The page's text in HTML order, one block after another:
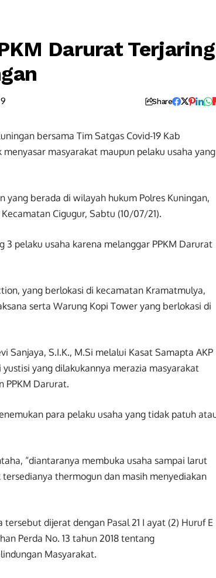
Darurat Terjaring
Share
bersama Tim Satgas Covid-19 Kab
masyarakat maupun pelaku usaha yang
yang berada di wilayah hukum Polres Kuningan,
Cigugur, Sabtu (10/07/21).
pelaku usaha karena melanggar PPKM Darurat
yang berlokasi di kecamatan Kramatmulya,
serta Warung Kopi Tower yang berlokasi di
Sanjaya, S.I.K., M.Si melalui Kasat Samapta AKP
yang dilakukannya merazia masyarakat
PPKM Darurat.
para pelaku usaha yang tidak patuh
“diantaranya membuka usaha sampai larut
thermogun dan masih menyediakan
dijerat dengan Pasal 21 I ayat (2) Huruf E
Perda No. 13 tahun 2018 tentang
Masyarakat.